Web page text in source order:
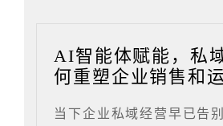
AI智能体赋能，私
何重塑企业销售和运
当下企业私域经营早已告